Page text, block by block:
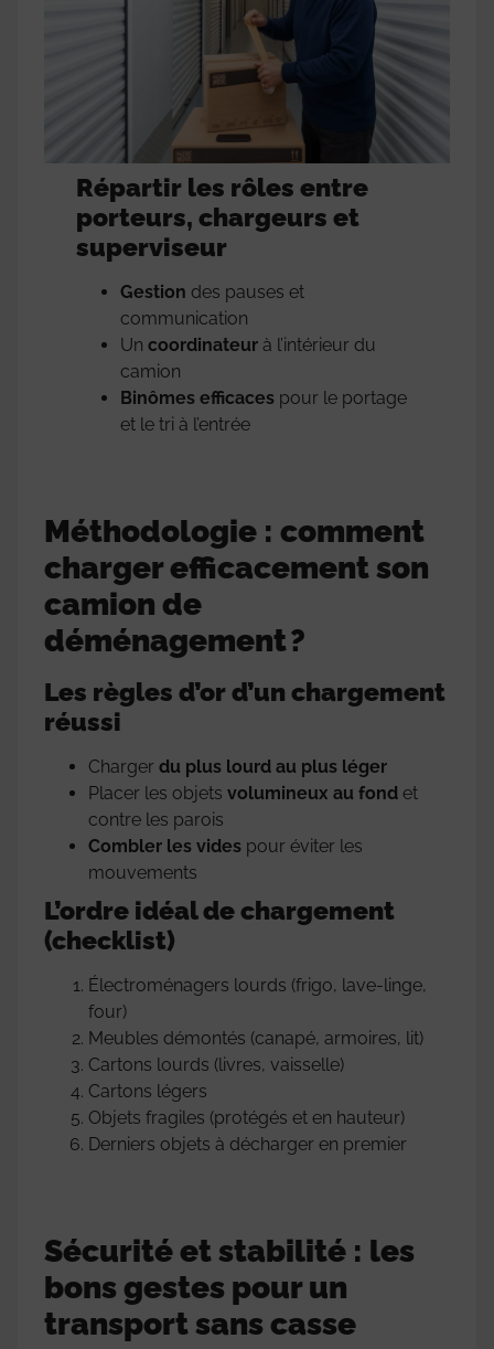
Répartir les rôles entre
porteurs, chargeurs et
superviseur
Gestion des pauses et
communication
Uncoordinateurà l’intérieur du
camion
Binômes efficaces pour le portage
et le tri à l’entrée
Méthodologie : comment
charger efficacement son
camion de
déménagement ?
Les règles d’or d’un chargement
réussi
Charger du plus lourd au plus léger
Placer les objets volumineux au fond et
contre les parois
Combler les vides pour éviter les
mouvements
L’ordre idéal de chargement
(checklist)
Électroménagers lourds (frigo, lave-linge,
four)
Meubles démontés (canapé, armoires, lit)
Cartons lourds (livres, vaisselle)
Cartons légers
Objets fragiles (protégés et en hauteur)
Derniers objets à décharger en premier
Sécurité et stabilité : les
bons gestes pour un
transport sans casse